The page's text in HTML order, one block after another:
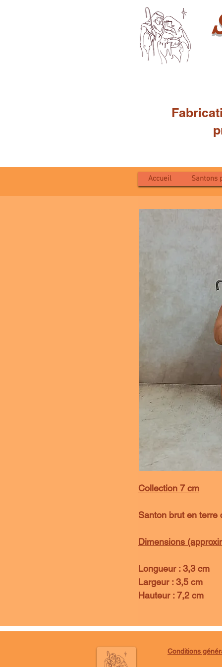
Accueil Santons
Collection 7 cm
Santon brut en terre
Dimensions
Longueur : 3,3 cm
Largeur : 3,5 cm
Hauteur : 7,2 cm
Conditions